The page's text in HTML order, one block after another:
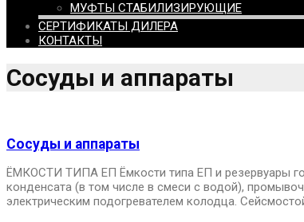
МУФТЫ СТАБИЛИЗИРУЮЩИЕ
СЕРТИФИКАТЫ ДИЛЕРА
КОНТАКТЫ
Сосуды и аппараты
Сосуды и аппараты
ЁМКОСТИ ТИПА ЕП Ёмкости типа ЕП и резервуары
конденсата (в том числе в смеси с водой),
электрическим подогревателем колодца.